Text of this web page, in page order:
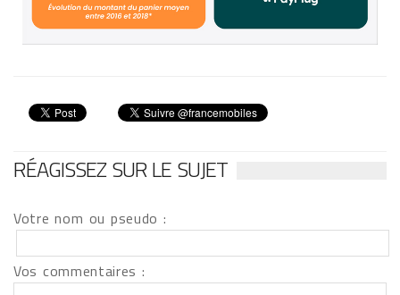
RÉAGISSEZ SUR LE SUJET
Votre nom ou pseudo :
Vos commentaires :